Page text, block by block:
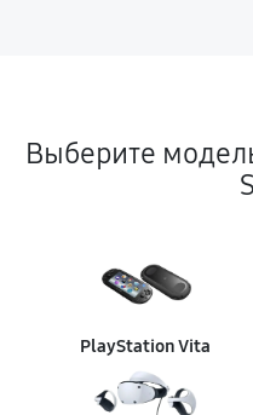
Выберите
PlayStation Vita